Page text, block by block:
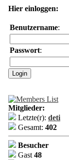
Hier einloggen:
Benutzername:
Passwort:
Mitglieder:
Letzte(r): deti
Gesamt: 402
Besucher
Gast 48